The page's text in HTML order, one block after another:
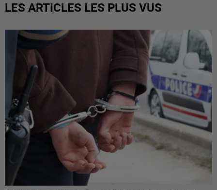
LES ARTICLES LES PLUS VUS